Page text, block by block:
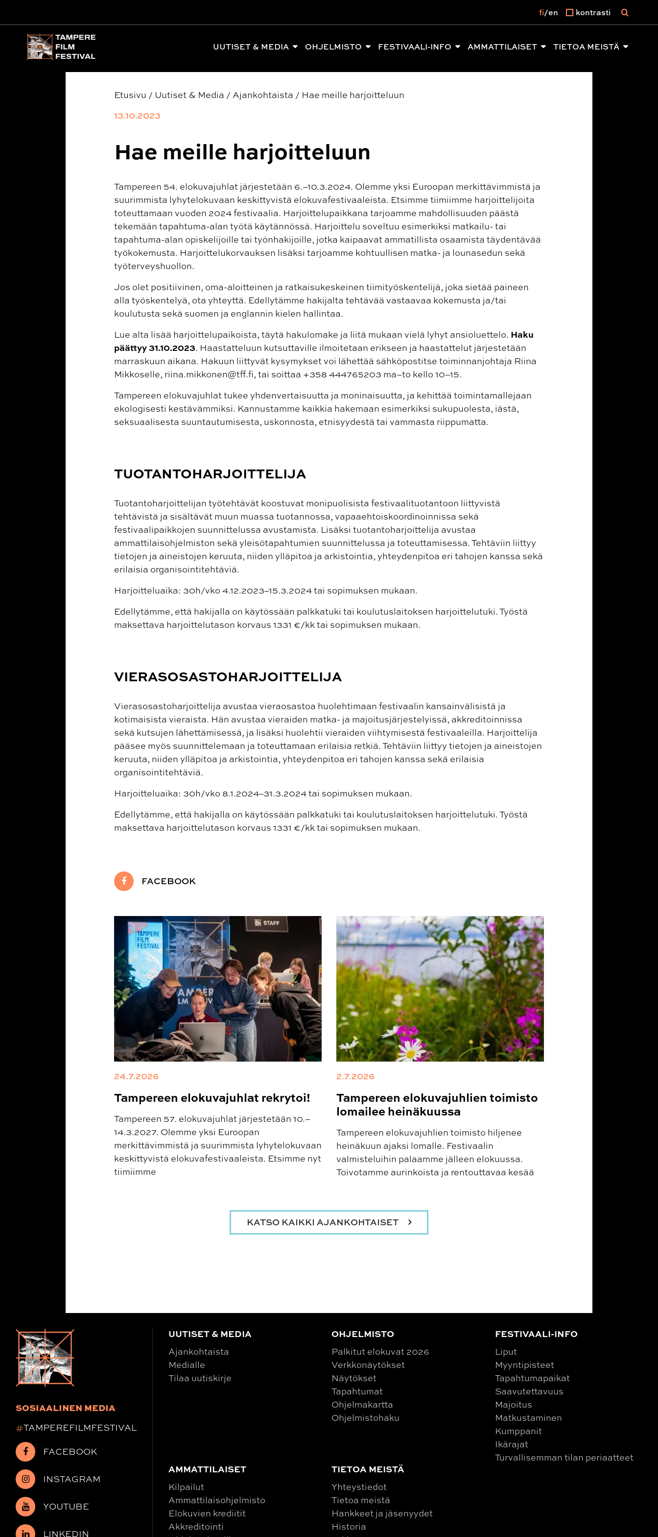
Päävalikko UUTISET & MEDIA OHJELMISTO FESTIVAALI-INFO AMMATTILAISET TIETOA MEISTÄ
fi en kontrasti
Etusivu / Uutiset & Media / Ajankohtaista / Hae meille harjoitteluun
13.10.2023
Hae meille harjoitteluun
Tampereen 54. elokuvajuhlat järjestetään 6.–10.3.2024. Olemme yksi Euroopan merkittävimmistä ja
suurimmista lyhytelokuvaan keskittyvistä elokuvafestivaaleista. Etsimme tiimiimme harjoittelijoita
toteuttamaan vuoden 2024 festivaalia. Harjoittelupaikkana tarjoamme mahdollisuuden päästä
tekemään tapahtuma-alan työtä käytännössä. Harjoittelu soveltuu esimerkiksi matkailu- tai
tapahtuma-alan opiskelijoille tai työnhakijoille, jotka kaipaavat ammatillista osaamista täydentävää
työkokemusta. Harjoittelukorvauksen lisäksi tarjoamme kohtuullisen matka- ja lounasedun sekä
työterveyshuollon.
Jos olet positiivinen, oma-aloitteinen ja ratkaisukeskeinen tiimityöskentelijä, joka sietää paineen
alla työskentelyä, ota yhteyttä. Edellytämme hakijalta tehtävää vastaavaa kokemusta ja/tai
koulutusta sekä suomen ja englannin kielen hallintaa.
Lue alta lisää harjoittelupaikoista, täytä hakulomake ja liitä mukaan vielä lyhyt ansioluettelo. Haku
päättyy 31.10.2023. Haastatteluun kutsuttaville ilmoitetaan erikseen ja haastattelut järjestetään
marraskuun aikana. Hakuun liittyvät kysymykset voi lähettää sähköpostitse toiminnanjohtaja Riina
Mikkoselle, riina.mikkonen@tff.fi, tai soittaa +358 444765203 ma–to kello 10–15.
Tampereen elokuvajuhlat tukee yhdenvertaisuutta ja moninaisuutta, ja kehittää toimintamallejaan
ekologisesti kestävämmiksi. Kannustamme kaikkia hakemaan esimerkiksi sukupuolesta, iästä,
seksuaalisesta suuntautumisesta, uskonnosta, etnisyydestä tai vammasta riippumatta.
TUOTANTOHARJOITTELIJA
Tuotantoharjoittelijan työtehtävät koostuvat monipuolisista festivaalituotantoon liittyvistä
tehtävistä ja sisältävät muun muassa tuotannossa, vapaaehtoiskoordinoinnissa sekä
festivaalipaikkojen suunnittelussa avustamista. Lisäksi tuotantoharjoittelija avustaa
ammattilaisohjelmiston sekä yleisötapahtumien suunnittelussa ja toteuttamisessa. Tehtäviin liittyy
tietojen ja aineistojen keruuta, niiden ylläpitoa ja arkistointia, yhteydenpitoa eri tahojen kanssa sekä
erilaisia organisointitehtäviä.
Harjoitteluaika: 30h/vko 4.12.2023–15.3.2024 tai sopimuksen mukaan.
Edellytämme, että hakijalla on käytössään palkkatuki tai koulutuslaitoksen harjoittelutuki. Työstä
maksettava harjoittelutason korvaus 1331 €/kk tai sopimuksen mukaan.
VIERASOSASTOHARJOITTELIJA
Vierasosastoharjoittelija avustaa vieraosastoa huolehtimaan festivaalin kansainvälisistä ja
kotimaisista vieraista. Hän avustaa vieraiden matka- ja majoitusjärjestelyissä, akkreditoinnissa
sekä kutsujen lähettämisessä, ja lisäksi huolehtii vieraiden viihtymisestä festivaaleilla. Harjoittelija
pääsee myös suunnittelemaan ja toteuttamaan erilaisia retkiä. Tehtäviin liittyy tietojen ja aineistojen
keruuta, niiden ylläpitoa ja arkistointia, yhteydenpitoa eri tahojen kanssa sekä erilaisia
organisointitehtäviä.
Harjoitteluaika: 30h/vko 8.1.2024–31.3.2024 tai sopimuksen mukaan.
Edellytämme, että hakijalla on käytössään palkkatuki tai koulutuslaitoksen harjoittelutuki. Työstä
maksettava harjoittelutason korvaus 1331 €/kk tai sopimuksen mukaan.
FACEBOOK
24.7.2026
Tampereen elokuvajuhlat rekrytoi!
Tampereen 57. elokuvajuhlat järjestetään 10.–
14.3.2027. Olemme yksi Euroopan
merkittävimmistä ja suurimmista lyhytelokuvaan
keskittyvistä elokuvafestivaaleista. Etsimme nyt
tiimiimme
2.7.2026
Tampereen elokuvajuhlien toimisto
lomailee heinäkuussa
Tampereen elokuvajuhlien toimisto hiljenee
heinäkuun ajaksi lomalle. Festivaalin
valmisteluihin palaamme jälleen elokuussa.
Toivotamme aurinkoista ja rentouttavaa kesää
KATSO KAIKKI AJANKOHTAISET
SOSIAALINEN MEDIA
#TAMPEREFILMFESTIVAL
FACEBOOK
INSTAGRAM
YOUTUBE
LINKEDIN
UUTISET & MEDIA
Ajankohtaista
Medialle
Tilaa uutiskirje
OHJELMISTO
Palkitut elokuvat 2026
Verkkonäytökset
Näytökset
Tapahtumat
Ohjelmakartta
Ohjelmistohaku
FESTIVAALI-INFO
Liput
Myyntipisteet
Tapahtumapaikat
Saavutettavuus
Majoitus
Matkustaminen
Kumppanit
Ikärajat
Turvallisemman tilan periaatteet
AMMATTILAISET
Kilpailut
Ammattilaisohjelmisto
Elokuvien krediitit
Akkreditointi
TIETOA MEISTÄ
Yhteystiedot
Tietoa meistä
Hankkeet ja jäsenyydet
Historia